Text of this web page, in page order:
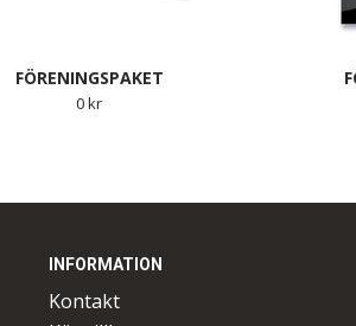
FÖRENINGSPAKET
0 kr
INFORMATION
Kontakt